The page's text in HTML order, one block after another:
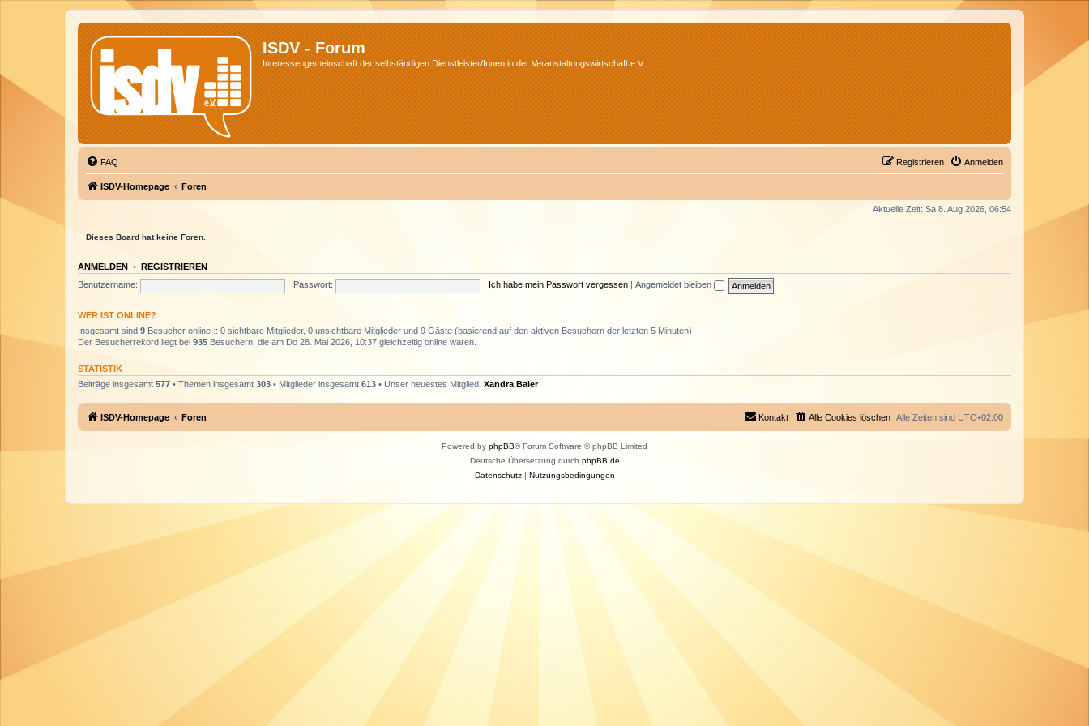
ISDV - Forum
Interessengemeinschaft der selbständigen Dienstleister/Innen in der Veranstaltungswirtschaft e.V.
FAQ Anmelden
Registrieren
ISDV-Homepage Foren
Aktuelle Zeit: Sa 8. Aug 2026, 06:54
Dieses Board hat keine Foren.
ANMELDEN • REGISTRIEREN
Benutzername:
Passwort: Ich habe mein Passwort vergessen Angemeldet bleiben
WER IST ONLINE?
Insgesamt sind 9 Besucher online :: 0 sichtbare Mitglieder, 0 unsichtbare Mitglieder und 9 Gäste (basierend auf den aktiven Besuchern der letzten 5 Minuten)
Der Besucherrekord liegt bei 935 Besuchern, die am Do 28. Mai 2026, 10:37 gleichzeitig online waren.
STATISTIK
Beiträge insgesamt 577 • Themen insgesamt 303 • Mitglieder insgesamt 613 • Unser neuestes Mitglied: Xandra Baier
ISDV-Homepage Foren Alle Zeiten sind UTC+02:00
Alle Cookies löschen
Kontakt
Powered by phpBB® Forum Software © phpBB Limited
Deutsche Übersetzung durch phpBB.de
Datenschutz| Nutzungsbedingungen